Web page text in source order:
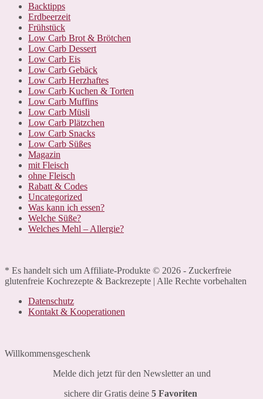
Backtipps
Erdbeerzeit
Frühstück
Low Carb Brot & Brötchen
Low Carb Dessert
Low Carb Eis
Low Carb Gebäck
Low Carb Herzhaftes
Low Carb Kuchen & Torten
Low Carb Muffins
Low Carb Müsli
Low Carb Plätzchen
Low Carb Snacks
Low Carb Süßes
Magazin
mit Fleisch
ohne Fleisch
Rabatt & Codes
Uncategorized
Was kann ich essen?
Welche Süße?
Welches Mehl – Allergie?
* Es handelt sich um Affiliate-Produkte © 2026 - Zuckerfreie
glutenfreie Kochrezepte & Backrezepte | Alle Rechte vorbehalten
Datenschutz
Kontakt & Kooperationen
Willkommensgeschenk
Melde dich jetzt für den Newsletter an und
sichere dir Gratis deine 5 Favoriten